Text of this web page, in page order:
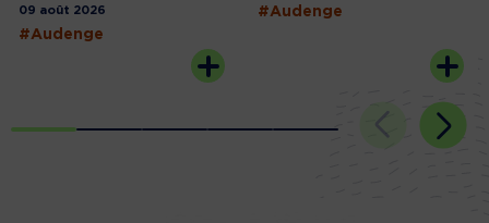
09 août 2026
#Audenge
#Audenge